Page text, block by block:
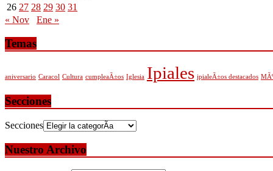
26 27 28 29 30 31
« Nov
Ene »
Temas
aniversario Caracol Cultura cumpleaÃ±os Iglesia Ipiales ipialeÃ±os destacados
Secciones
Secciones
Nuestro Archivo